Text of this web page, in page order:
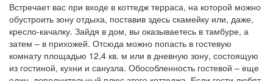
Встречает вас при входе в коттедж терраса, на которой можно
обустроить зону отдыха, поставив здесь скамейку или, даже,
кресло-качалку. Зайдя в дом, вы оказываетесь в тамбуре, а
затем – в прихожей. Отсюда можно попасть в гостевую
комнату площадью 12,4 кв. м или в дневную зону, состоящую
из гостиной, кухни и санузла. Обособленность гостевой – еще